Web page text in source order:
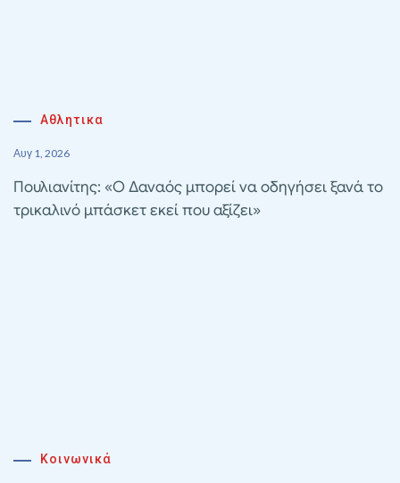
Αθλητικα
Αυγ 1, 2026
Πουλιανίτης: «Ο Δαναός μπορεί να οδηγήσει ξανά το
τρικαλινό μπάσκετ εκεί που αξίζει»
Κοινωνικά